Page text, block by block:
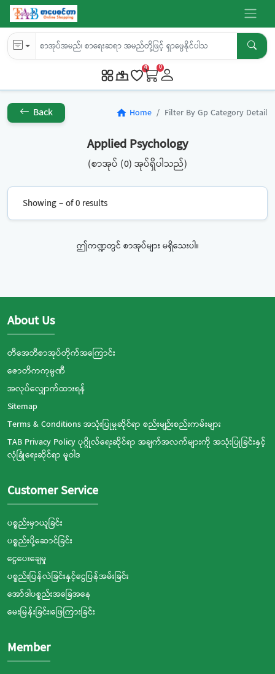
0 0
Back home Home Filter By Gp Category Detail
Applied Psychology
(စာအုပ် (0) အုပ်ရှိပါသည်)
Showing – of 0 results
ဤကဏ္ဍတွင် စာအုပ်များ မရှိသေးပါ။
About Us
တီအေဘီစာအုပ်တိုက်အကြောင်း
ဇောတိကကုမ္ပဏီ
အလုပ်လျှောက်ထားရန်
Sitemap
Terms & Conditions အသုံးပြုမှုဆိုင်ရာ စည်းမျဉ်းစည်းကမ်းများ
TAB Privacy Policy ပုဂ္ဂိုလ်ရေးဆိုင်ရာ အချက်အလက်များကို အသုံးပြုခြင်းနှင့်
လုံခြုံရေးဆိုင်ရာ မူဝါဒ
Customer Service
ပစ္စည်းမှာယူခြင်း
ပစ္စည်းပို့ဆောင်ခြင်း
ငွေပေးချေမှု
ပစ္စည်းပြန်လဲခြင်းနှင့်ငွေပြန်အမ်းခြင်း
အော်ဒါပစ္စည်းအခြေအနေ
မေးမြန်းခြင်း၊ဖြေကြားခြင်း
Member